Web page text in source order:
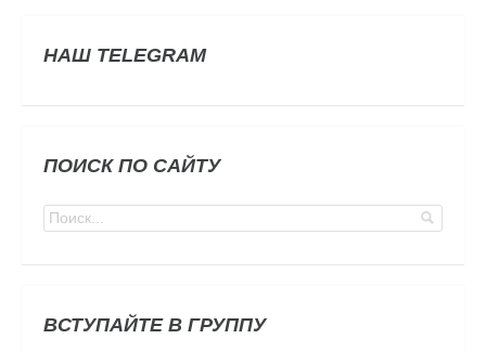
НАШ TELEGRAM
ПОИСК ПО САЙТУ
ВСТУПАЙТЕ В ГРУППУ